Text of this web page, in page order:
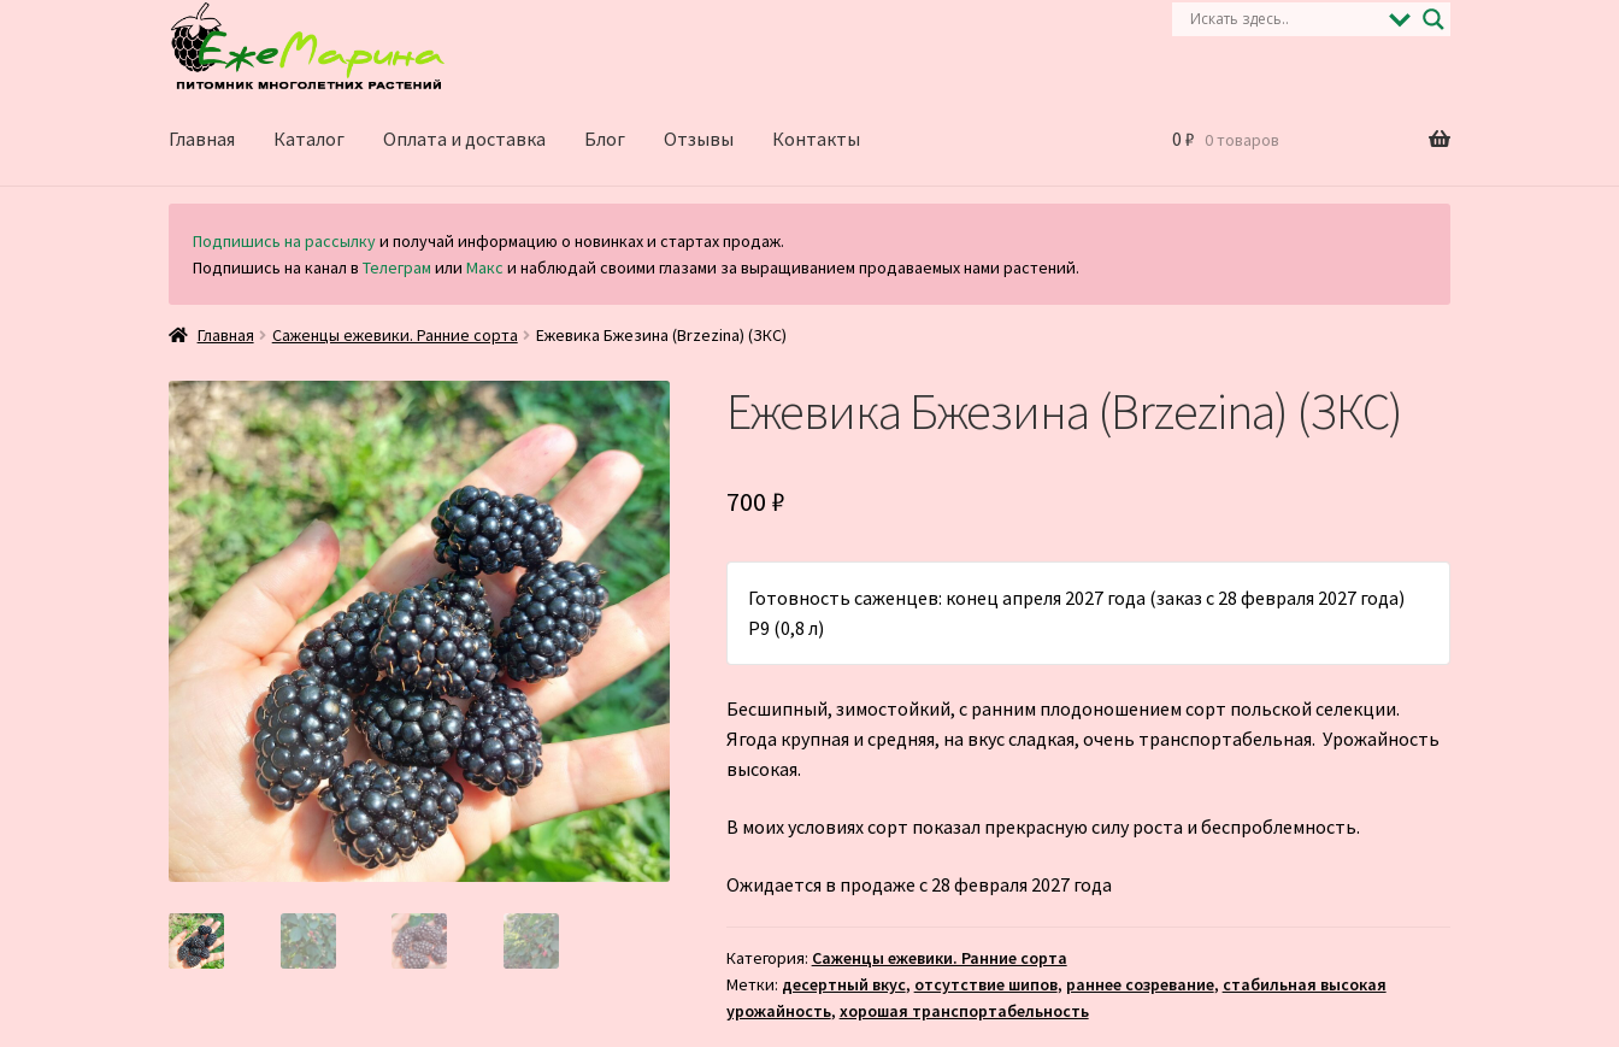
Перейти
к
навигации
Перейти
к
содержимому
Главная Каталог Оплата и доставка Блог Отзывы Контакты 0 ₽ 0 товаров
Подпишись на рассылкуи получай информацию о новинках и стартах продаж.
Подпишись на канал вТелеграм илиМакс и наблюдай своими глазами за выращиванием продаваемых нами растений.
Главная Саженцы ежевики. Ранние сорта Ежевика Бжезина (Brzezina) (ЗКС)
Ежевика Бжезина (Brzezina) (ЗКС)
700 ₽
Готовность саженцев: конец апреля 2027 года (заказ с 28 февраля 2027 года)
Р9 (0,8 л)
Бесшипный, зимостойкий, с ранним плодоношением сорт польской селекции.
Ягода крупная и средняя, на вкус сладкая, очень транспортабельная. Урожайность
высокая.
В моих условиях сорт показал прекрасную силу роста и беспроблемность.
Ожидается в продаже с 28 февраля 2027 года
Категория: Саженцы ежевики. Ранние сорта
Метки: десертный вкус, отсутствие шипов, раннее созревание, стабильная высокая
урожайность, хорошая транспортабельность